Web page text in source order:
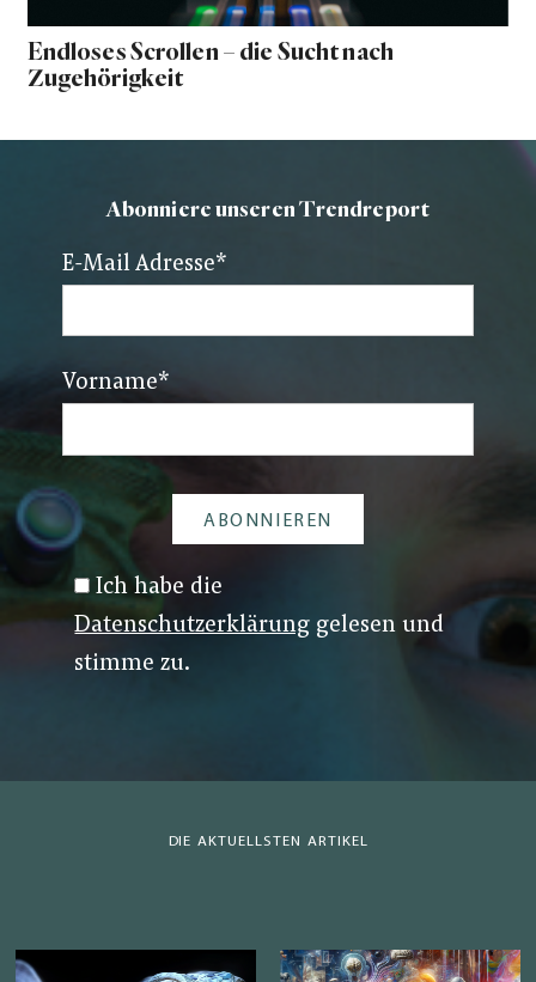
Endloses Scrollen – die Sucht nach
Zugehörigkeit
Abonniere unseren Trendreport
E-Mail Adresse*
Vorname*
Ich habe die
Datenschutzerklärung gelesen und
stimme zu.
DIE AKTUELLSTEN ARTIKEL